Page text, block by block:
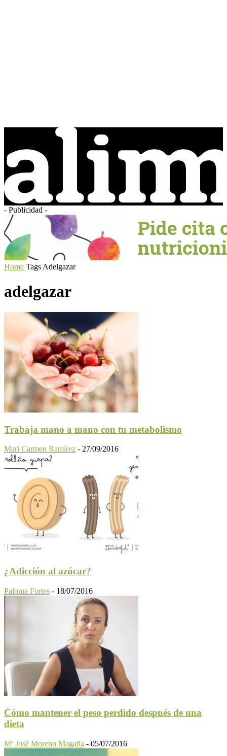
- Publicidad -
Home Tags Adelgazar
adelgazar
Trabaja mano a mano con tu metabolismo
Mari Carmen Ramírez - 27/09/2016
¿Adicción al azúcar?
Paloma Fortes - 18/07/2016
Cómo mantener el peso perdido después de una
dieta
Mª José Moreno Magaña - 05/07/2016